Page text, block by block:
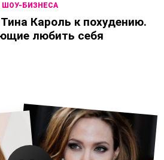
ШОУ-БИЗНЕСА
Кароль к похудению.
любить себя